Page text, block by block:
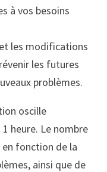
à vos besoins
les modifications
les futures
problèmes.
oscille
heure. Le nombre
fonction de la
ainsi que de